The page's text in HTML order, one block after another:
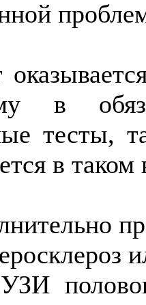
в
тесты,
в таком